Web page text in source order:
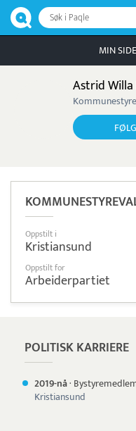
Søk i Paqle
MIN SIDE
Astrid
FØLG
Oppstilt i
Kristiansund
Oppstilt for
Arbeiderpartiet
POLITISK KARRIERE
2019-nå·
Kristiansund